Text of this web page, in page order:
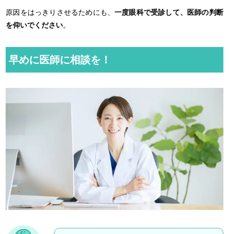
原因をはっきりさせるためにも、一度眼科で受診して、医師の判断
を仰いでください。
早めに医師に相談を！